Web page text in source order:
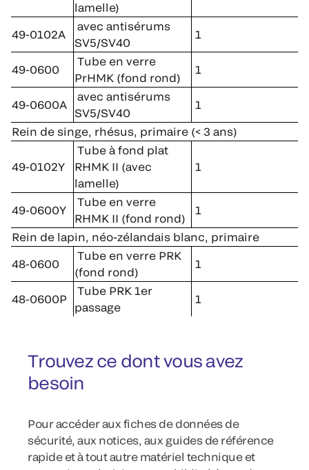
lamelle)
49-0102A
avec antisérums
SV5/SV40
1
49-0600
Tube en verre
PrHMK (fond rond)
1
49-0600A
avec antisérums
SV5/SV40
1
Rein de singe, rhésus, primaire (< 3 ans)
49-0102Y
Tube à fond plat
RHMK II (avec
lamelle)
1
49-0600Y
Tube en verre
RHMK II (fond rond)
1
Rein de lapin, néo-zélandais blanc, primaire
48-0600
Tube en verre PRK
(fond rond)
1
48-0600P
Tube PRK 1er
passage
1
Trouvez ce dont vous avez
besoin
Pour accéder aux fiches de données de
sécurité, aux notices, aux guides de référence
rapide et à tout autre matériel technique et